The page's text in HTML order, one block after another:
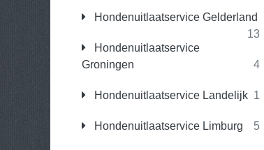
Hondenuitlaatservice Gelderland
13
Hondenuitlaatservice
Groningen
4
Hondenuitlaatservice Landelijk 1
Hondenuitlaatservice Limburg 5